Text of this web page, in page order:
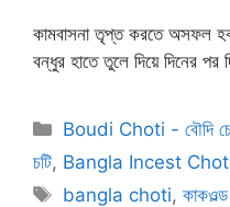
কামবাসনা তৃপ্ত করতে অসফল
বন্ধুর হাতে তুলে দিয়ে দিনের পর
Categories
Boudi Choti - বৌদি
চটি, Bangla Incest Choti -
Tags
bangla choti,